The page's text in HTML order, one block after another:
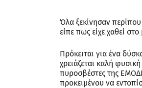
Όλα ξεκίνησαν
είπε πως είχε χαθεί
Πρόκειται για ένα
χρειάζεται καλή
πυροσβέστες της
προκειμένου να